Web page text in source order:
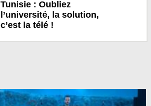
Tunisie : Oubliez
l’université, la solution,
c’est la télé !